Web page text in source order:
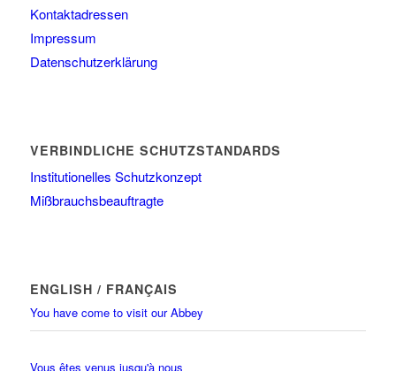
Kontaktadressen
Impressum
Datenschutzerklärung
VERBINDLICHE SCHUTZSTANDARDS
Institutionelles Schutzkonzept
Mißbrauchsbeauftragte
ENGLISH / FRANÇAIS
You have come to visit our Abbey
Vous êtes venus jusqu'à nous